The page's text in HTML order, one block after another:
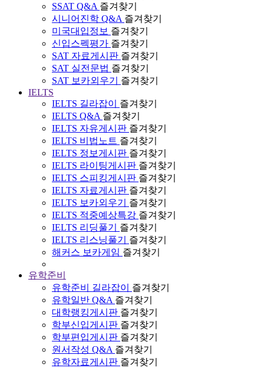
SSAT Q&A 즐겨찾기
시니어진학 Q&A 즐겨찾기
미국대입정보 즐겨찾기
신입스펙평가 즐겨찾기
SAT 자료게시판 즐겨찾기
SAT 실전문법 즐겨찾기
SAT 보카외우기
즐겨찾기
IELTS
IELTS 길라잡이
즐겨찾기
IELTS Q&A 즐겨찾기
IELTS 자유게시판 즐겨찾기
IELTS 비법노트 즐겨찾기
IELTS 정보게시판 즐겨찾기
IELTS 라이팅게시판 즐겨찾기
IELTS 스피킹게시판 즐겨찾기
IELTS 자료게시판 즐겨찾기
IELTS 보카외우기
즐겨찾기
IELTS 적중예상특강 즐겨찾기
IELTS 리딩풀기
즐겨찾기
IELTS 리스닝풀기
즐겨찾기
해커스 보카게임 즐겨찾기
유학준비
유학준비 길라잡이
즐겨찾기
유학일반 Q&A 즐겨찾기
대학랭킹게시판 즐겨찾기
학부신입게시판 즐겨찾기
학부편입게시판 즐겨찾기
원서작성 Q&A 즐겨찾기
유학자료게시판 즐겨찾기